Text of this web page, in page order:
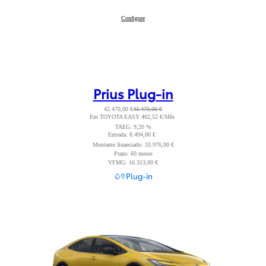
Toyota C-HR+
Configure
Prius Plug-in
42.470,00 €43.470,00 €
Em TOYOTA EASY 462,52 €/MêsRead Disclaimer
TAEG: 9,20 %
Entrada: 8.494,00 €
Montante financiado: 33.976,00 €
Prazo: 60 meses
VFMG: 16.313,00 €
Plug-in